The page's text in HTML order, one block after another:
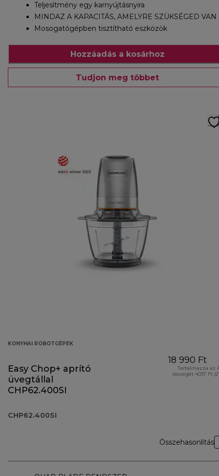
Teljesítmény egy karnyújtásnyira
MINDAZ A KAPACITÁS, AMELYRE SZÜKSÉGED VAN
Mosogatógépben tisztítható eszközök
Hozzáadás a kosárhoz
Tudjon meg többet
KONYHAI ROBOTGÉPEK
Easy Chop+ aprító
üvegtállal
CHP62.400SI
CHP62.400SI
18 990 Ft
Tartalmazza az
összegét 4037 Ft
Összehasonlítás